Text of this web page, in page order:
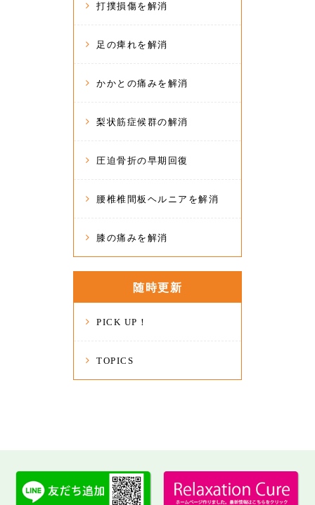
打撲損傷を解消
足の痺れを解消
かかとの痛みを解消
梨状筋症候群の解消
圧迫骨折の早期回復
腰椎椎間板ヘルニアを解消
膝の痛みを解消
随時更新
PICK UP！
TOPICS